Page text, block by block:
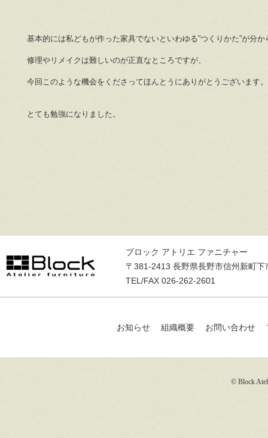
基本的には私どもが作った家具でないといわゆる”つくりかた”が分か
修理やリメイクは難しいのが正直なところですが、
今回このような機会をくださってほんとうにありがとうございます。
とても勉強になりました。
ブロック アトリエ ファニチャー
〒381-2413 長野県長野市信州新町下
TEL/FAX 026-262-2601
お知らせ 組織概要 お問い合わせ
© Block